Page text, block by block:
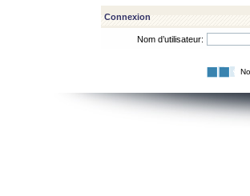
Connexion
Nom d’utilisateur: